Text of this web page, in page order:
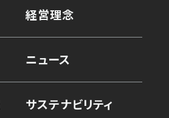
経営理念
ニュース
サステナビリティ